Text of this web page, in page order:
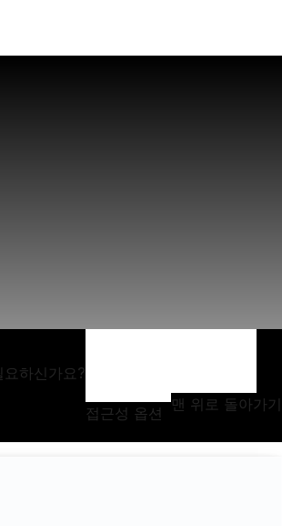
요하신가요?
접근성 옵션 맨 위로 돌아가기